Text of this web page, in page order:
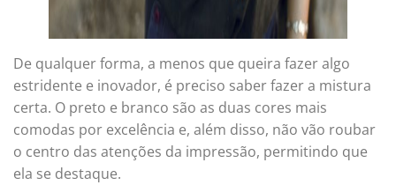
De qualquer forma, a menos que queira fazer algo
estridente e inovador, é preciso saber fazer a mistura
certa. O preto e branco são as duas cores mais
comodas por excelência e, além disso, não vão roubar
o centro das atenções da impressão, permitindo que
ela se destaque.